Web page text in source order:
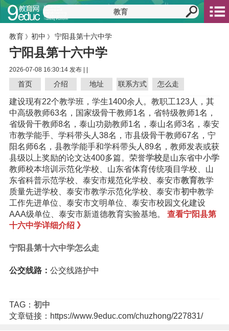
教育 》 初中 》 宁阳县第十六中学
宁阳县第十六中学
2026-07-08 16:30:14 发布 |
首页 介绍 地址 联系方式 怎么走
建设现有22个教学班，学生1400余人。教职工123人，其
中高级教师63名，国家级骨干教师1名，省特级教师1名，
省级骨干教师8名，泰山功勋教师1名，泰山名师3名，泰安
市教学能手、学科带头人38名，市县级骨干教师67名，宁
阳名师6名，县教学能手和学科带头人89名，教师发表或获
县级以上奖励的论文达400多篇。荣誉学校是山东省中小学
教师校本培训示范化学校、山东省体育传统项目学校、山
东省科普示范学校、泰安市规范化学校、泰安市教育教学
质量先进学校、泰安市教学示范化学校、泰安市初中教学
工作先进单位、泰安市文明单位、泰安市校园文化建设
AAA级单位、泰安市新道德教育实验基地。 查看宁阳县第
十六中学详细介绍 》
宁阳县第十六中学怎么走
公交线路： 公交线路护中
TAG： 初中
文章链接：https://www.9educ.com/chuzhong/227831/